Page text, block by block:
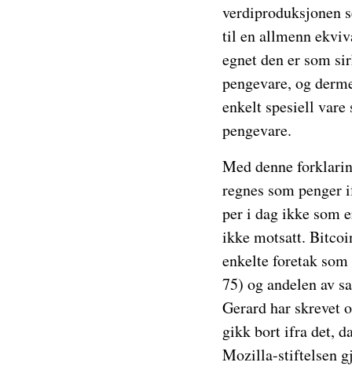
verdiproduksjonen
til en allmenn
egnet den er som
pengevare, og
enkelt spesiell vare
pengevare.
Med denne
regnes som
per i dag ikke som
ikke motsatt.
enkelte foretak
75) og andelen av
Gerard har skrevet
gikk bort ifra det,
Mozilla-stiftelsen